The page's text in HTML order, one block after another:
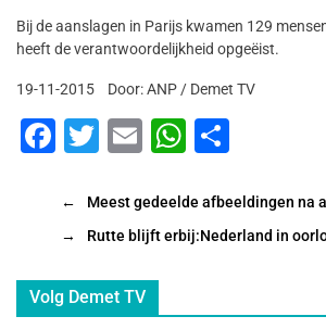
Bij de aanslagen in Parijs kwamen 129
heeft de verantwoordelijkheid opgeëist.
19-11-2015 Door: ANP / Demet TV
F
c
e
b
o
T
tt
er
E
ai
l
W
at
s
p
e
n
←
Meest gedeelde afbeeldingen na
→
Rutte blijft erbij:Nederland in
Volg Demet TV